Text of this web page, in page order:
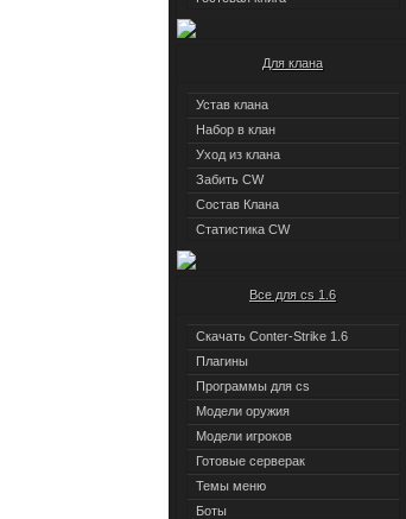
Для клана
Устав клана
Набор в клан
Уход из клана
Забить CW
Состав Клана
Статистика CW
Все для cs 1.6
Скачать Conter-Strike 1.6
Плагины
Программы для cs
Модели оружия
Модели игроков
Готовые серверак
Темы меню
Боты